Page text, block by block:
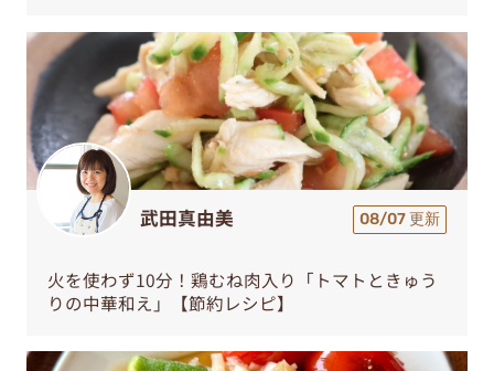
武田真由美 08/07 更新
火を使わず10分！鶏むね肉入り「トマトときゅう
りの中華和え」【節約レシピ】